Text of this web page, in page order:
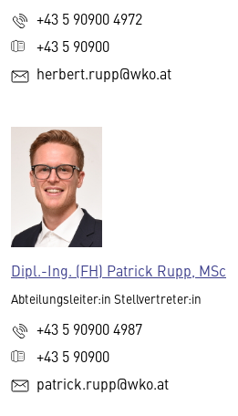
+43 5 90900 4972
+43 5 90900
herbert.rupp@wko.at
Dipl.-Ing. (FH) Patrick Rupp, MSc
Abteilungsleiter:in Stellvertreter:in
+43 5 90900 4987
+43 5 90900
patrick.rupp@wko.at